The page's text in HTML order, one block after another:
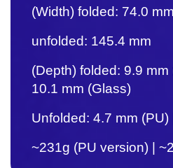
(Width) folded: 74.0 mm
unfolded: 145.4 mm
(Depth) folded: 9.9 mm
10.1 mm (Glass)
Unfolded: 4.7 mm
~231g (PU version) |